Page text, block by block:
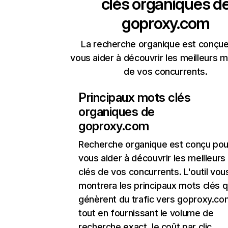
goproxy.com
La recherche organique est
vous aider à découvrir les meilleurs
de vos concurrents.
Principaux mots clés
organiques de
goproxy.com
Recherche organique est conçu
vous aider à découvrir les
clés de vos concurrents. L'outil
montrera les principaux mots clés
génèrent du trafic vers
tout en fournissant le volume de